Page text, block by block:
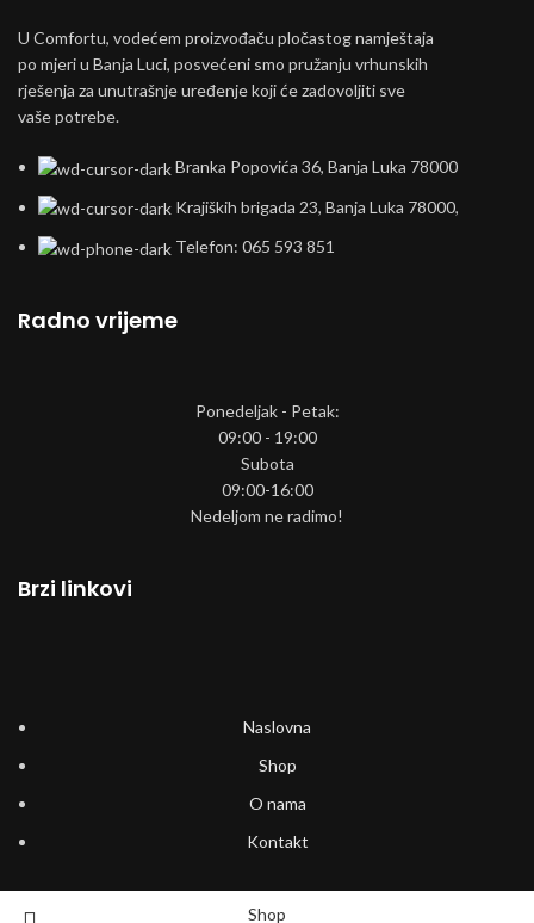
U Comfortu, vodećem proizvođaču pločastog namještaja
po mjeri u Banja Luci, posvećeni smo pružanju vrhunskih
rješenja za unutrašnje uređenje koji će zadovoljiti sve
vaše potrebe.
Branka Popovića 36, Banja Luka 78000
Krajiških brigada 23, Banja Luka 78000,
Telefon: 065 593 851
Radno vrijeme
Ponedeljak - Petak:
09:00 - 19:00
Subota
09:00-16:00
Nedeljom ne radimo!
Brzi linkovi
Naslovna
Shop
O nama
Kontakt
Shop